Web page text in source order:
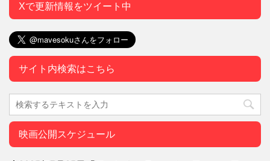
Xで更新情報をツイート中
サイト内検索はこちら
映画公開スケジュール